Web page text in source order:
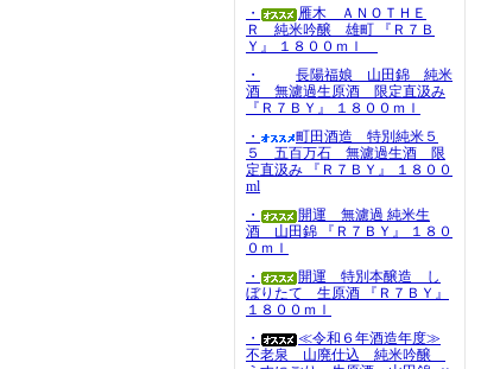
・
雁木 ＡＮＯＴＨＥ
Ｒ 純米吟醸 雄町 『Ｒ７Ｂ
Ｙ』 １８００ｍｌ
・
長陽福娘 山田錦 純米
酒 無濾過生原酒 限定直汲み
『Ｒ７ＢＹ』 １８００ｍｌ
・
町田酒造 特別純米５
５ 五百万石 無濾過生酒 限
定直汲み 『Ｒ７ＢＹ』 １８００
ml
・
開運 無濾過 純米生
酒 山田錦 『Ｒ７ＢＹ』 １８０
０ｍｌ
・
開運 特別本醸造 し
ぼりたて 生原酒 『Ｒ７ＢＹ』
１８００ｍｌ
・
≪令和６年酒造年度≫
不老泉 山廃仕込 純米吟醸